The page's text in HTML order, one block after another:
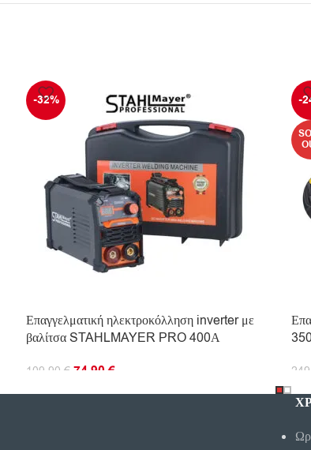
-32%
Επαγγελματική ηλεκτροκόλληση inverter με
βαλίτσα STAHLMAYER PRO 400А
109.90 € 74.90€
ΠΡΟΣΘΉΚΗ ΣΤΟ ΚΑΛΆΘΙ
-